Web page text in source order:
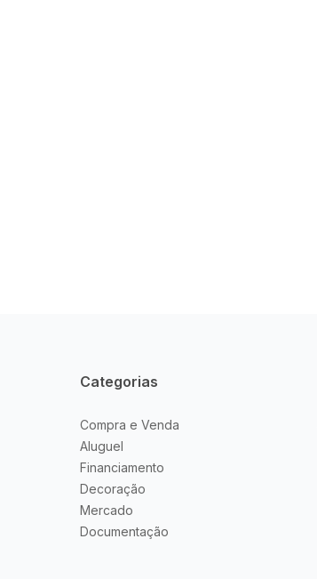
Categorias
Compra e Venda
Aluguel
Financiamento
Decoração
Mercado
Documentação